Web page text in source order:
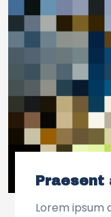
Praesent
Lorem ipsum